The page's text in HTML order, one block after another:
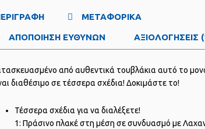
ΜΕΤΑΦΟΡΙΚΑ
ΑΠΟΠΟΙΗΣΗ ΕΥΘΥΝΩΝ ΑΞΙΟΛΟΓΗΣΕΙΣ
από αυθεντικά τουβλάκια αυτό το
διαθέσιμο σε τέσσερα σχέδια! Δοκιμάστε το!
Τέσσερα σχέδια για να διαλέξετε!
1: Πράσινο πλακέ στη μέση σε συνδυασμό με